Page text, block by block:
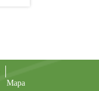
Mapa